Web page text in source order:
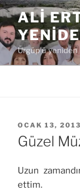
İçeriğe
geç ALI
Ürgüp'ü yeniden
YAYIM
TARIHI
OCAK 13, 2013
Güzel
Uzun
ettim.